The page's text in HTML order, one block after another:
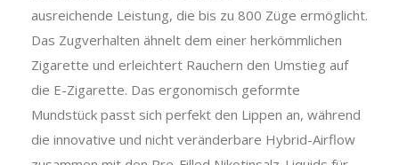
ausreichende Leistung, die bis zu 800 Züge ermöglicht.
Das Zugverhalten ähnelt dem einer herkömmlichen
Zigarette und erleichtert Rauchern den Umstieg auf
die E-Zigarette. Das ergonomisch geformte
Mundstück passt sich perfekt den Lippen an, während
die innovative und nicht veränderbare Hybrid-Airflow